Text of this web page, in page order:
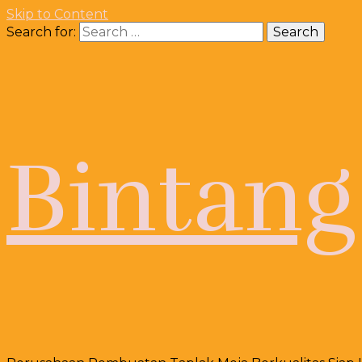
Skip to Content
Search for:
Bintang